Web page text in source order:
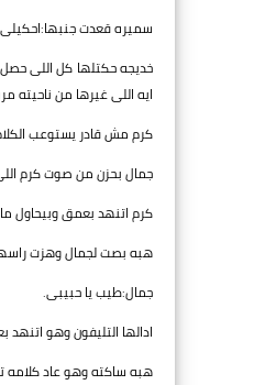
سميره قعدت
خديجه حكتلها كل اللى
ايه اللى غيرها من ناحيته
كرم مش قادر يستوعب
جمال بحزن من صوت كرم
كرم اتنهد بعمق
هبه بصت لجمال وهزت
جمال:طيب يا حبيبى.
ادالها التليفون وهو
هبه ساكته وهو عاد كلامه